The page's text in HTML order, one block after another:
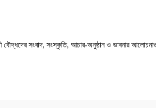
সংবাদ, সংস্কৃতি, আচার-অনুষ্ঠান ও ভাবনার